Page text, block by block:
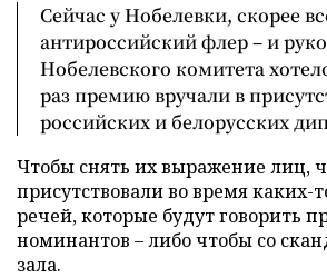
Сейчас у Нобелевки, скорее
антироссийский флер – и
Нобелевского комитета
раз премию вручали в
российских и белорусских
Чтобы снять их выражение лиц,
присутствовали во время каких-
речей, которые будут говорить
номинантов – либо чтобы со
зала.